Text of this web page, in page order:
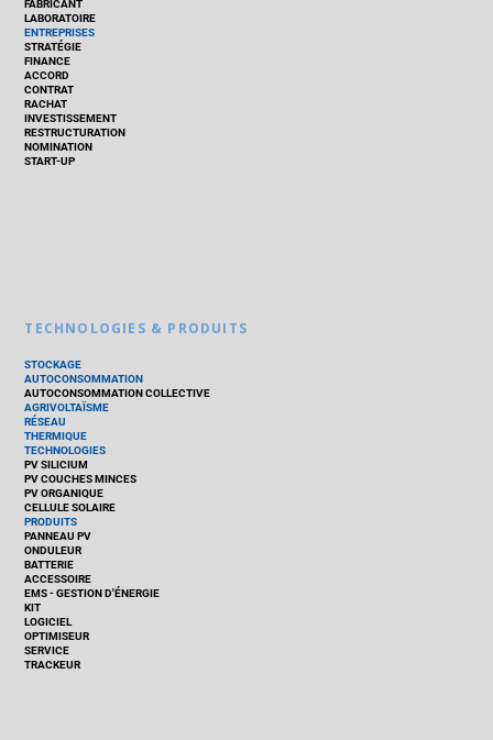
FABRICANT
LABORATOIRE
ENTREPRISES
STRATÉGIE
FINANCE
ACCORD
CONTRAT
RACHAT
INVESTISSEMENT
RESTRUCTURATION
NOMINATION
START-UP
TECHNOLOGIES & PRODUITS
STOCKAGE
AUTOCONSOMMATION
AUTOCONSOMMATION COLLECTIVE
AGRIVOLTAÏSME
RÉSEAU
THERMIQUE
TECHNOLOGIES
PV SILICIUM
PV COUCHES MINCES
PV ORGANIQUE
CELLULE SOLAIRE
PRODUITS
PANNEAU PV
ONDULEUR
BATTERIE
ACCESSOIRE
EMS - GESTION D'ÉNERGIE
KIT
LOGICIEL
OPTIMISEUR
SERVICE
TRACKEUR